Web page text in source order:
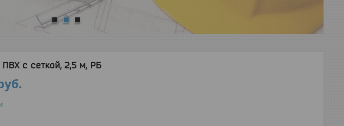
ПВХ с сеткой, 2,5 м, РБ